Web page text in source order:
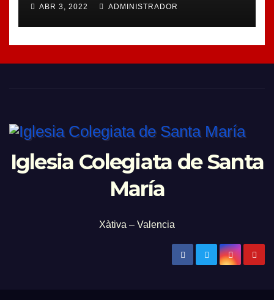
ABR 3, 2022 ADMINISTRADOR
Iglesia Colegiata de Santa
María
Xàtiva – Valencia